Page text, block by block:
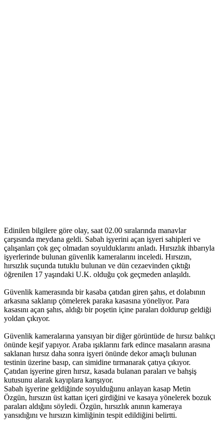
Edinilen bilgilere göre olay, saat 02.00 sıralarında manavlar
çarşısında meydana geldi. Sabah işyerini açan işyeri sahipleri ve
çalışanları çok geç olmadan soyulduklarını anladı. Hırsızlık ihbarıyla
işyerlerinde bulunan güvenlik kameralarını inceledi. Hırsızın,
hırsızlık suçunda tutuklu bulunan ve dün cezaevinden çıktığı
öğrenilen 17 yaşındaki U.K. olduğu çok geçmeden anlaşıldı.
Güvenlik kamerasında bir kasaba çatıdan giren şahıs, et dolabının
arkasına saklanıp çömelerek paraka kasasına yöneliyor. Para
kasasını açan şahıs, aldığı bir poşetin içine paraları doldurup geldiği
yoldan çıkıyor.
Güvenlik kameralarına yansıyan bir diğer görüntüde de hırsız balıkçı
önünde keşif yapıyor. Araba ışıklarını fark edince masaların arasına
saklanan hırsız daha sonra işyeri önünde dekor amaçlı bulunan
testinin üzerine basıp, can simidine tırmanarak çatıya çıkıyor.
Çatıdan işyerine giren hırsız, kasada bulanan paraları ve bahşiş
kutusunu alarak kayıplara karışıyor.
Sabah işyerine geldiğinde soyulduğunu anlayan kasap Metin
Özgün, hırsızın üst kattan içeri girdiğini ve kasaya yönelerek bozuk
paraları aldığını söyledi. Özgün, hırsızlık anının kameraya
yansıdığını ve hırsızın kimliğinin tespit edildiğini belirtti.